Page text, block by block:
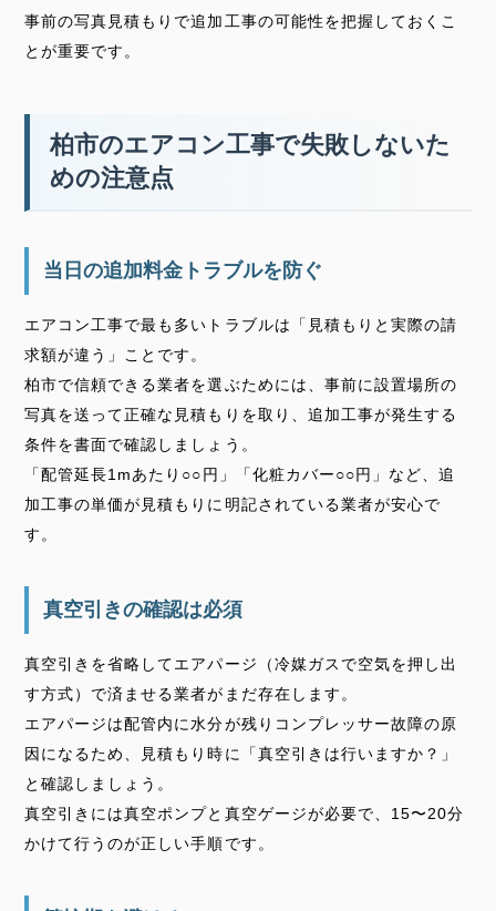
事前の写真見積もりで追加工事の可能性を把握しておくこ
とが重要です。
柏市のエアコン工事で失敗しないた
めの注意点
当日の追加料金トラブルを防ぐ
エアコン工事で最も多いトラブルは「見積もりと実際の請
求額が違う」ことです。
柏市で信頼できる業者を選ぶためには、事前に設置場所の
写真を送って正確な見積もりを取り、追加工事が発生する
条件を書面で確認しましょう。
「配管延長1mあたり○○円」「化粧カバー○○円」など、追
加工事の単価が見積もりに明記されている業者が安心で
す。
真空引きの確認は必須
真空引きを省略してエアパージ（冷媒ガスで空気を押し出
す方式）で済ませる業者がまだ存在します。
エアパージは配管内に水分が残りコンプレッサー故障の原
因になるため、見積もり時に「真空引きは行いますか？」
と確認しましょう。
真空引きには真空ポンプと真空ゲージが必要で、15〜20分
かけて行うのが正しい手順です。